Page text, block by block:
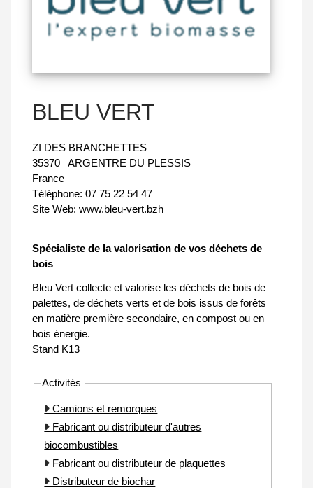
BLEU VERT
ZI DES BRANCHETTES
35370
ARGENTRE DU PLESSIS
France
Téléphone: 07 75 22 54 47
Site Web: www.bleu-vert.bzh
Spécialiste de la valorisation de vos déchets de
bois
Bleu Vert collecte et valorise les déchets de bois de
palettes, de déchets verts et de bois issus de forêts
en matière première secondaire, en compost ou en
bois énergie.
Stand K13
Activités
Camions et remorques
Fabricant ou distributeur d'autres
biocombustibles
Fabricant ou distributeur de plaquettes
Distributeur de biochar